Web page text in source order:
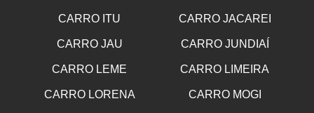
CARRO ITU CARRO JACAREI
CARRO JAU CARRO JUNDIAÍ
CARRO LEME CARRO LIMEIRA
CARRO LORENA CARRO MOGI